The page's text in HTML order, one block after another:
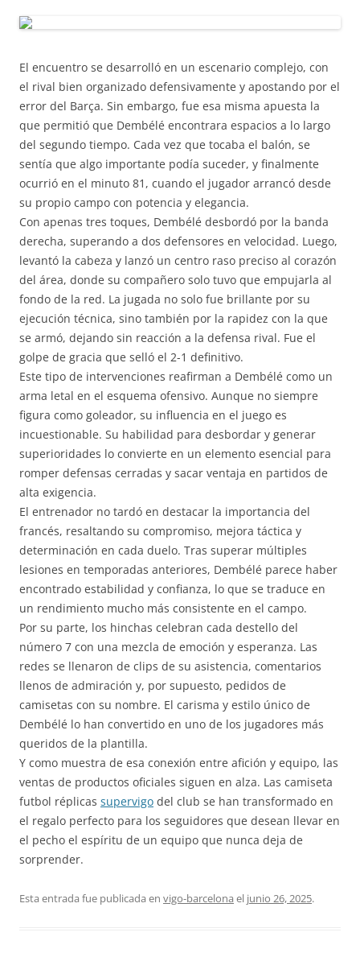
El encuentro se desarrolló en un escenario complejo, con
el rival bien organizado defensivamente y apostando por el
error del Barça. Sin embargo, fue esa misma apuesta la
que permitió que Dembélé encontrara espacios a lo largo
del segundo tiempo. Cada vez que tocaba el balón, se
sentía que algo importante podía suceder, y finalmente
ocurrió en el minuto 81, cuando el jugador arrancó desde
su propio campo con potencia y elegancia.
Con apenas tres toques, Dembélé desbordó por la banda
derecha, superando a dos defensores en velocidad. Luego,
levantó la cabeza y lanzó un centro raso preciso al corazón
del área, donde su compañero solo tuvo que empujarla al
fondo de la red. La jugada no solo fue brillante por su
ejecución técnica, sino también por la rapidez con la que
se armó, dejando sin reacción a la defensa rival. Fue el
golpe de gracia que selló el 2-1 definitivo.
Este tipo de intervenciones reafirman a Dembélé como un
arma letal en el esquema ofensivo. Aunque no siempre
figura como goleador, su influencia en el juego es
incuestionable. Su habilidad para desbordar y generar
superioridades lo convierte en un elemento esencial para
romper defensas cerradas y sacar ventaja en partidos de
alta exigencia.
El entrenador no tardó en destacar la importancia del
francés, resaltando su compromiso, mejora táctica y
determinación en cada duelo. Tras superar múltiples
lesiones en temporadas anteriores, Dembélé parece haber
encontrado estabilidad y confianza, lo que se traduce en
un rendimiento mucho más consistente en el campo.
Por su parte, los hinchas celebran cada destello del
número 7 con una mezcla de emoción y esperanza. Las
redes se llenaron de clips de su asistencia, comentarios
llenos de admiración y, por supuesto, pedidos de
camisetas con su nombre. El carisma y estilo único de
Dembélé lo han convertido en uno de los jugadores más
queridos de la plantilla.
Y como muestra de esa conexión entre afición y equipo, las
ventas de productos oficiales siguen en alza. Las camiseta
futbol réplicas supervigo del club se han transformado en
el regalo perfecto para los seguidores que desean llevar en
el pecho el espíritu de un equipo que nunca deja de
sorprender.
Esta entrada fue publicada en vigo-barcelona el junio 26, 2025.